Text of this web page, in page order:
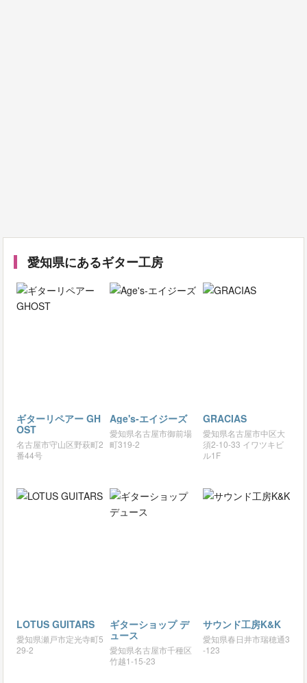
愛知県にあるギター工房
ギターリペアー GH
OST
名古屋市守山区野萩町2
番44号
Age's-エイジーズ
愛知県名古屋市御前場
町319-2
GRACIAS
愛知県名古屋市中区大
須2-10-33 イワツキビ
ル1F
LOTUS GUITARS
愛知県瀬戸市定光寺町5
29-2
ギターショップ デ
ュース
愛知県名古屋市千種区
竹越1-15-23
サウンド工房K&K
愛知県春日井市瑞穂通3
-123